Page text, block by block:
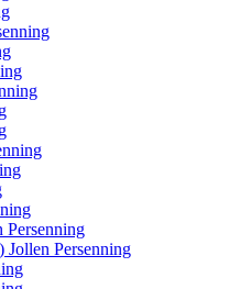
Persenning
Persenning